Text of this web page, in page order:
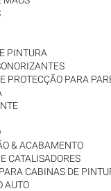
PINTURA
PROTECÇÃO PARA
& ACABAMENTO
CATALISADORES
CABINAS DE
AUTO